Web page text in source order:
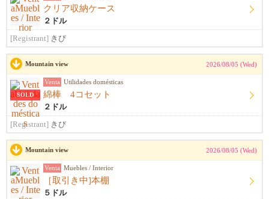
クリア収納ケース
２ドル
[Registrant] きび
Mountain view 2026/08/05 (Wed)
SOLD
Venta Utilidades domésticas
綿棒 4コセット
２ドル
[Registrant] きび
Mountain view 2026/08/05 (Wed)
Venta Muebles / Interior
［取引き中]本棚
５ドル